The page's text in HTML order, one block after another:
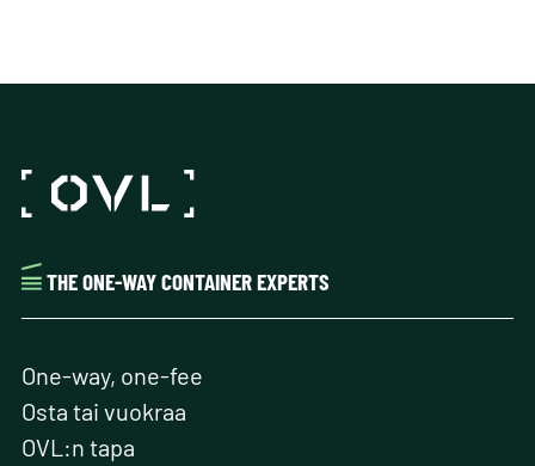
THE ONE-WAY CONTAINER EXPERTS
One-way, one-fee
Osta tai vuokraa
OVL:n tapa